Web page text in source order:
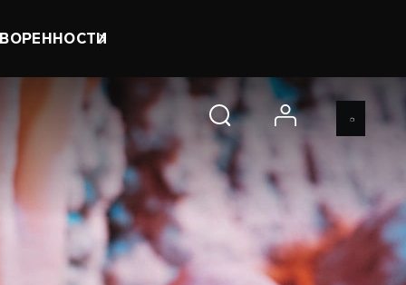
0 d 1 h 35 m 36 s